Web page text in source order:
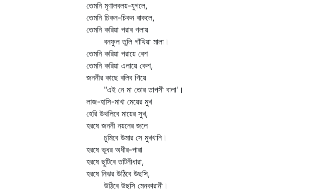
তেমনি মৃণালবলয়-যুগলে,
তেমনি চিকন-চিকন বাকলে,
তেমনি করিয়া পরাব গলায়
বনফুল তুলি গাঁথিয়া মালা।
তেমনি করিয়া পরায়ে বেশ
তেমনি করিয়া এলায়ে কেশ,
জননীর কাছে বলিব গিয়ে
"এই নে মা তোর তাপসী বালা'।
লাজ-হাসি-মাখা মেয়ের মুখ
হেরি উথলিবে মায়ের সুখ,
হরষে জননী নয়নের জলে
চুমিবে উমার সে মুখখানি।
হরষে ভূধর অধীর-পারা
হরষে ছুটিবে তটিনীধারা,
হরষে নিঝর উঠিবে উছসি,
উঠিবে উছসি মেনকারানী।